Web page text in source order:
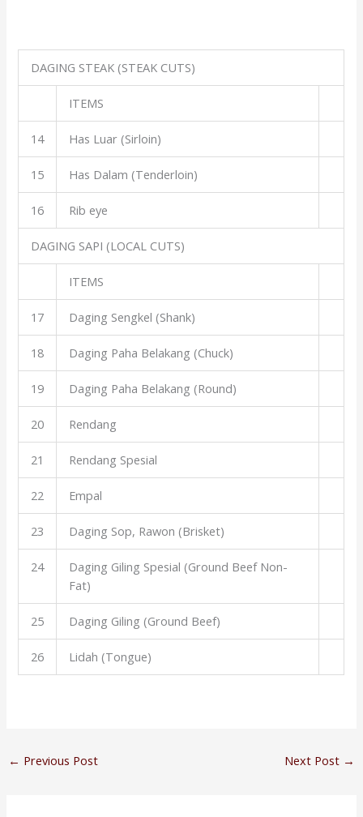
DAGING STEAK (STEAK CUTS)
ITEMS
14 Has Luar (Sirloin)
15 Has Dalam (Tenderloin)
16 Rib eye
DAGING SAPI (LOCAL CUTS)
ITEMS
17 Daging Sengkel (Shank)
18 Daging Paha Belakang (Chuck)
19 Daging Paha Belakang (Round)
20 Rendang
21 Rendang Spesial
22 Empal
23 Daging Sop, Rawon (Brisket)
24
Daging Giling Spesial (Ground Beef Non-
Fat)
25 Daging Giling (Ground Beef)
26 Lidah (Tongue)
← Previous Post Next Post →